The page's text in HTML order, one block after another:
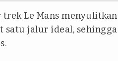
Le Mans
jalur ideal,